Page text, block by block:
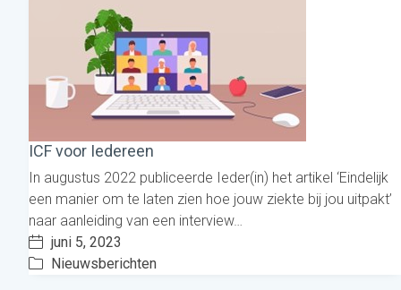
ICF voor Iedereen
In augustus 2022 publiceerde Ieder(in) het artikel ‘Eindelijk
een manier om te laten zien hoe jouw ziekte bij jou uitpakt’
naar aanleiding van een interview…
juni 5, 2023
Nieuwsberichten